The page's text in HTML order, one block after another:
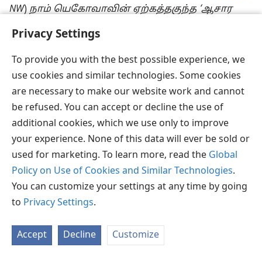
Privacy Settings
To provide you with the best possible experience, we
use cookies and similar technologies. Some cookies
are necessary to make our website work and cannot
be refused. You can accept or decline the use of
additional cookies, which we use only to improve
your experience. None of this data will ever be sold or
used for marketing. To learn more, read the Global
Policy on Use of Cookies and Similar Technologies.
You can customize your settings at any time by going
to Privacy Settings.
Accept Decline Customize
NW) நாம் யெகோவாவின் ஏற்கத்தகுந்த ‘ஆசார
ஆனால் அவருடைய மதிப்பீட்டில் நாம்
ஒவ்வொருவரும் எவ்வாறு இருக்கிறோம் என்பதே
உண்மையில் முக்கியமானது.(1 கொரிந்தியர் 4:4
‘நாவை அடக்கத்’ தவறுவது வினைமையான ஒரு
குறைபாடாக இருக்கலாம். மற்றவர்களைப் பற்றி
நாம் அவதூறு பேசிக்கொண்டு, பொய்ச்
சொல்லிக்கொண்டு, அல்லது மற்ற வழிகளில்
நாவைத் தவறாக பயன்படுத்திக்கொண்டு, அதே
சமயத்தில் கடவுள் நம்முடைய வணக்கத்தில்
பிரியமுள்ளவராக இருக்கிறார் என்று
நினைப்போமானால், நம்மைநாமே
லேவியராகமம் 19:16; எபேசியர் 4:25
நிச்சயமாகவே, எந்தக் காரணத்தினிமித்தமாகவும்